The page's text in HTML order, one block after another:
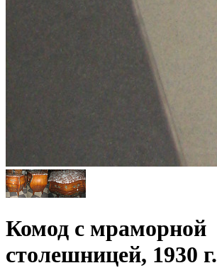
Комод с мраморной
столешницей, 1930 г.